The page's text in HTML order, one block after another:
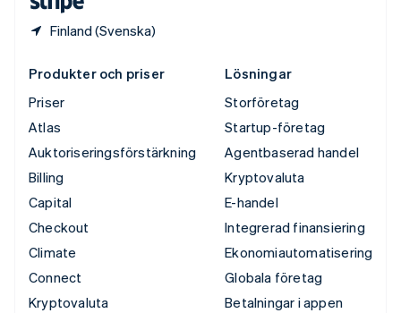
Finland (Svenska)
Produkter och priser
Priser
Atlas
Auktoriseringsförstärkning
Billing
Capital
Checkout
Climate
Connect
Kryptovaluta
Lösningar
Storföretag
Startup-företag
Agentbaserad handel
Kryptovaluta
E-handel
Integrerad finansiering
Ekonomiautomatisering
Globala företag
Betalningar i appen